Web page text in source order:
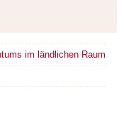
im ländlichen Raum